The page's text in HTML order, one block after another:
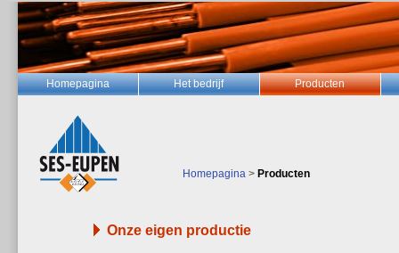
Homepagina Het bedrijf Producten
Homepagina > Producten
Onze eigen productie